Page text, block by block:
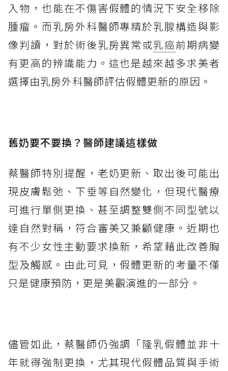
入物，也能在不傷害假體的情況下安全移除
腫瘤。而乳房外科醫師專精於乳腺構造與影
像判讀，對於術後乳房異常或乳癌前期病變
有更高的辨識能力。這也是越來越多求美者
選擇由乳房外科醫師評估假體更新的原因。
舊奶要不要換？醫師建議這樣做
蔡醫師特別提醒，老奶更新、取出後可能出
現皮膚鬆弛、下垂等自然變化，但現代醫療
可進行單側更換、甚至調整雙側不同型號以
達自然對稱，符合審美又兼顧健康。近期也
有不少女性主動要求換新，希望藉此改善胸
型及觸感。由此可見，假體更新的考量不僅
只是健康預防，更是美觀演進的一部分。
儘管如此，蔡醫師仍強調「隆乳假體並非十
年就得強制更換，尤其現代假體品質與手術